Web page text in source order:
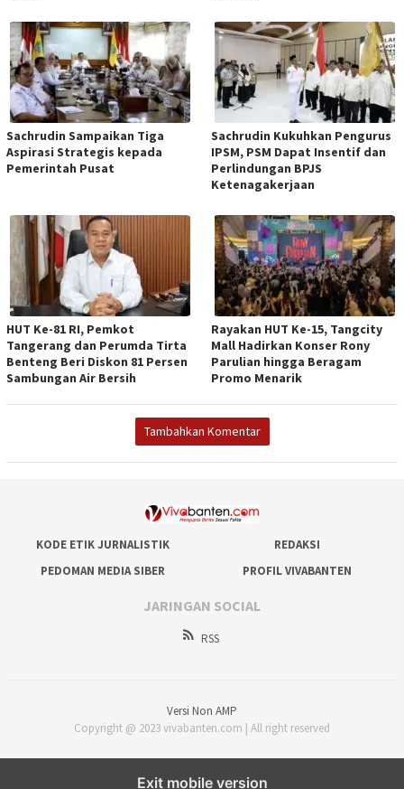
Sachrudin Sampaikan Tiga
Aspirasi Strategis kepada
Pemerintah Pusat
Sachrudin Kukuhkan Pengurus
IPSM, PSM Dapat Insentif dan
Perlindungan BPJS
Ketenagakerjaan
HUT Ke-81 RI, Pemkot
Tangerang dan Perumda Tirta
Benteng Beri Diskon 81 Persen
Sambungan Air Bersih
Rayakan HUT Ke-15, Tangcity
Mall Hadirkan Konser Rony
Parulian hingga Beragam
Promo Menarik
Tambahkan Komentar
KODE ETIK JURNALISTIK
REDAKSI
PEDOMAN MEDIA SIBER
PROFIL VIVABANTEN
JARINGAN SOCIAL
RSS
Versi Non AMP
Copyright @ 2023 vivabanten.com | All right reserved
Exit mobile version